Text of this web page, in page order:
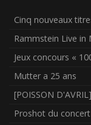
Cinq nouveaux
Rammstein Live in
Jeux concours «
Mutter a 25 ans
[POISSON
Proshot du